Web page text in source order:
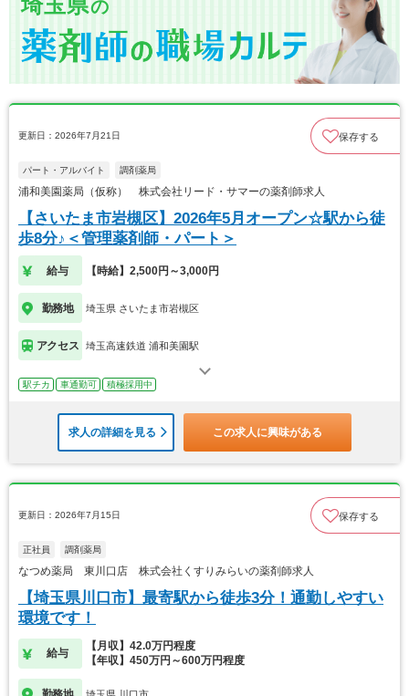
埼玉県の
更新日：2026年7月21日 保存する
パート・アルバイト 調剤薬局
浦和美園薬局（仮称） 株式会社リード・サマーの薬剤師求人
【さいたま市岩槻区】2026年5月オープン☆駅から徒
歩8分♪＜管理薬剤師・パート＞
給与 【時給】2,500円～3,000円
勤務地 埼玉県 さいたま市岩槻区
アクセス 埼玉高速鉄道 浦和美園駅
駅チカ 車通勤可 積極採用中
求人の詳細を見る この求人に興味がある
更新日：2026年7月15日 保存する
正社員 調剤薬局
なつめ薬局 東川口店 株式会社くすりみらいの薬剤師求人
【埼玉県川口市】最寄駅から徒歩3分！通勤しやすい
環境です！
給与
【月収】42.0万円程度
【年収】450万円～600万円程度